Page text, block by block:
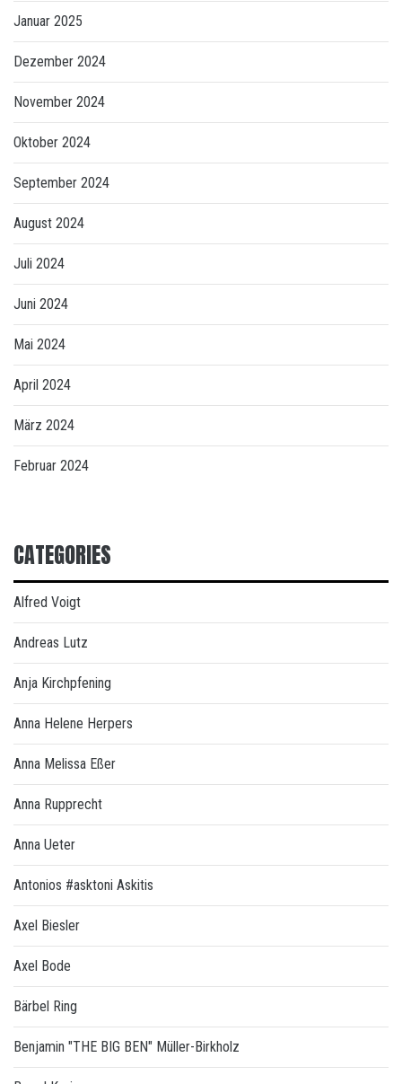
Januar 2025
Dezember 2024
November 2024
Oktober 2024
September 2024
August 2024
Juli 2024
Juni 2024
Mai 2024
April 2024
März 2024
Februar 2024
CATEGORIES
Alfred Voigt
Andreas Lutz
Anja Kirchpfening
Anna Helene Herpers
Anna Melissa Eßer
Anna Rupprecht
Anna Ueter
Antonios #asktoni Askitis
Axel Biesler
Axel Bode
Bärbel Ring
Benjamin "THE BIG BEN" Müller-Birkholz